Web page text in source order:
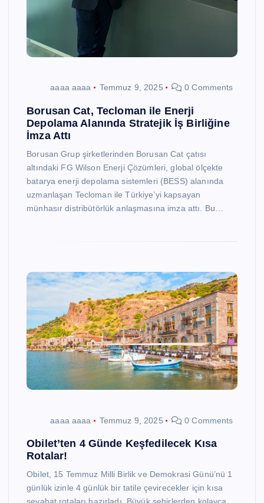
aaaa aaaa Temmuz 9, 2025 0 Comments
Borusan Cat, Tecloman ile Enerji
Depolama Alanında Stratejik İş Birliğine
İmza Attı
Borusan Grup şirketlerinden Borusan Cat çatısı
altındaki FG Wilson Enerji Çözümleri, global ölçekte
batarya enerji depolama sistemleri (BESS) alanında
uzmanlaşan Tecloman ile Türkiye’yi kapsayan
münhasır distribütörlük anlaşmasına imza attı. Bu…
aaaa aaaa Temmuz 9, 2025 0 Comments
Obilet’ten 4 Günde Keşfedilecek Kısa
Rotalar!
Obilet, 15 Temmuz Milli Birlik ve Demokrasi Günü’nü 1
günlük izinle 4 günlük bir tatile çevirecekler için kısa